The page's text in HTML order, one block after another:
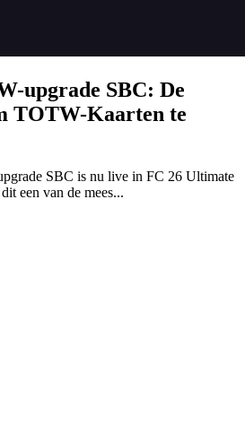
upgrade SBC: De
TOTW-Kaarten te
SBC is nu live in FC 26 Ultimate
een van de mees...